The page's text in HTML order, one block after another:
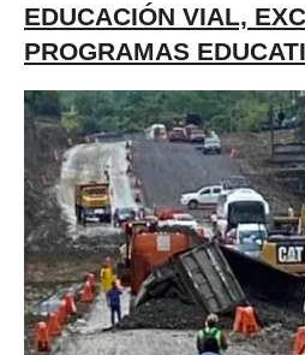
EDUCACIÓN VIAL,
PROGRAMAS